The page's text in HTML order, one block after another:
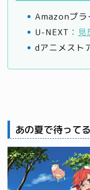
Amazonプラ
U-NEXT： 見
dアニメスト
あの夏で待ってる